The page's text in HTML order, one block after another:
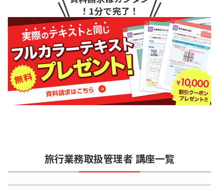
！1分で完了！
旅行業務取扱管理者 講座一覧